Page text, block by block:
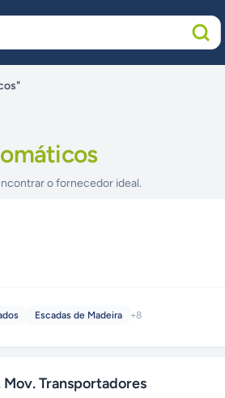
o fornecedor ideal.
Escadas de Madeira +8
Transportadores